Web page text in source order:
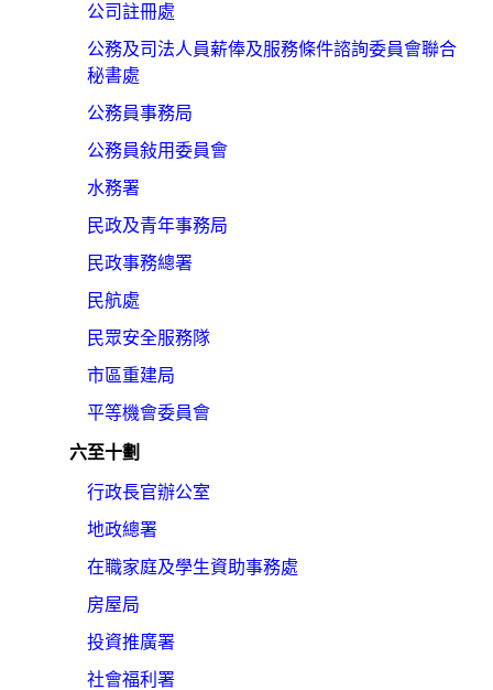
公司註冊處
公務及司法人員薪俸及服務條件諮詢委員會聯合
秘書處
公務員事務局
公務員敍用委員會
水務署
民政及青年事務局
民政事務總署
民航處
民眾安全服務隊
市區重建局
平等機會委員會
六至十劃
行政長官辦公室
地政總署
在職家庭及學生資助事務處
房屋局
投資推廣署
社會福利署